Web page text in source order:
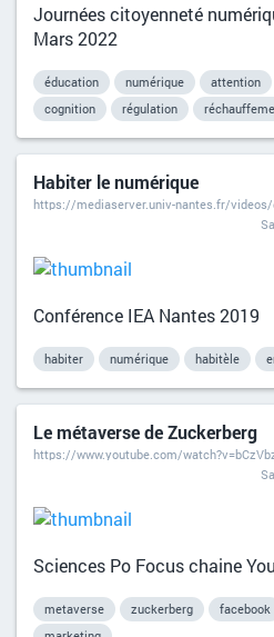
Journées citoyenneté
Mars 2022
éducation numérique attention
cognition
régulation
Habiter le numérique
Conférence IEA Nantes 2019
habiter numérique habitèle
Le métaverse de Zuckerberg
https://www.youtube.com/
Sciences Po Focus chaine
metaverse zuckerberg facebook